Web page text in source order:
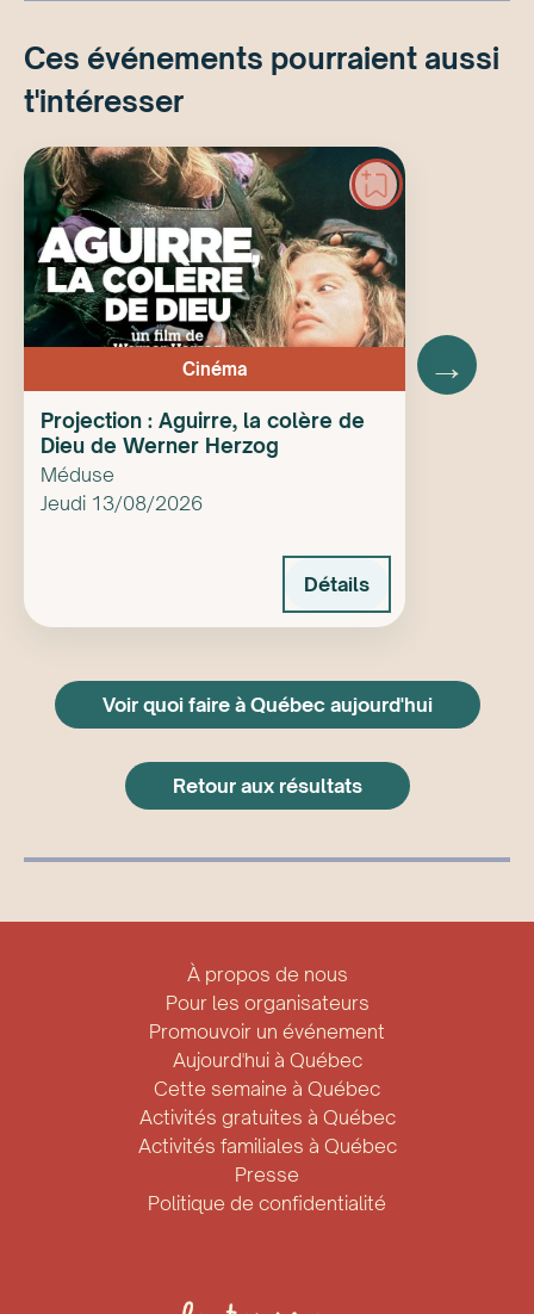
Ces événements pourraient aussi
t'intéresser
Cinéma
Projection : Aguirre, la colère de
Dieu de Werner Herzog
Méduse
Jeudi 13/08/2026
Détails
→
Voir quoi faire à Québec aujourd'hui
Retour aux résultats
À propos de nous
Pour les organisateurs
Promouvoir un événement
Aujourd'hui à Québec
Cette semaine à Québec
Activités gratuites à Québec
Activités familiales à Québec
Presse
Politique de confidentialité